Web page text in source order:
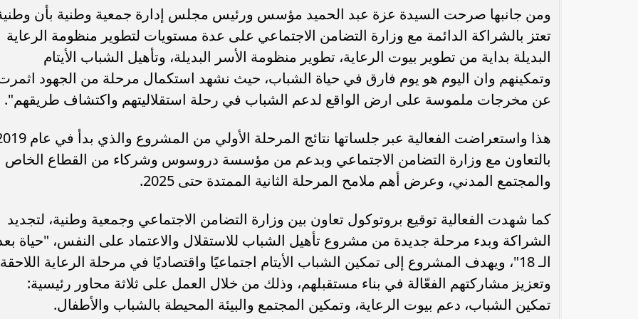
ومن جانبها صرحت السيدة عزة عبد الحميد مؤسس ورئيس مجلس إدارة جمعية وطنية بأن
تعتز بالشراكة الدائمة مع وزارة التضامن الاجتماعي على عدة مستويات لتطوير منظومة الرعاية
البديلة بداية من تطوير بيوت الرعاية، تطوير منظومة الأسر البديلة، وتأهيل الشباب الأيتام
وتمكينهم وان اليوم هو يوم فارق في حياة الشباب، حيث نشهد استكمال مرحلة من الجهود
عن مخرجات ملموسة على ارض الواقع لدعم الشباب في رحلة استقلاليتهم واكتشاف طريقهم".
هذا واستعراضت الفعالية عبر جلساتها نتائج المرحلة الأولي من
بالتعاون مع وزارة التضامن الاجتماعي وبدعم من مؤسسة دروسوس وشركاء من القطاع الخاص
والمجتمع المدني، وعرض أهم ملامح المرحلة الثانية الممتدة حتى 2025.
كما شهدت الفعالية توقيع بروتوكول تعاون بين وزارة التضامن الاجتماعي وجمعية وطنية، لتجديد
الشراكة وبدء مرحلة جديدة من مشروع تأهيل الشباب للاستقلال والاعتماد على النفس، "حياة
الـ 18"، ويهدف المشروع إلى تمكين الشباب الأيتام اجتماعيًا واقتصاديًا في مرحلة الرعاية
وتعزيز مشاركتهم الفعّالة في بناء مستقبلهم، وذلك من خلال العمل على ثلاثة محاور رئيسية:
تمكين الشباب، دعم بيوت الرعاية، وتمكين المجتمع والبيئة المحيطة بالشباب والأطفال.